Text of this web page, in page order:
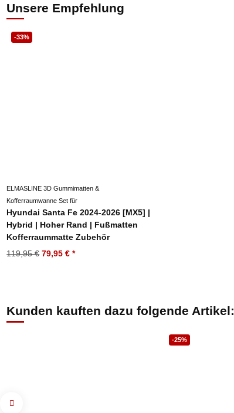
Unsere Empfehlung
-33%
ELMASLINE 3D Gummimatten &
Kofferraumwanne Set für
Hyundai Santa Fe 2024-2026 [MX5] |
Hybrid | Hoher Rand | Fußmatten
Kofferraummatte Zubehör
119,95 € 79,95 € *
Kunden kauften dazu folgende Artikel:
-25%